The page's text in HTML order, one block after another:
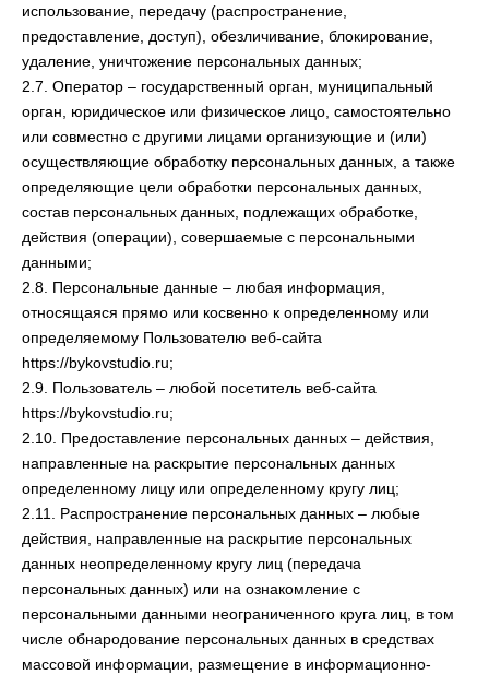
использование, передачу (распространение,
предоставление, доступ), обезличивание, блокирование,
удаление, уничтожение персональных данных;
2.7. Оператор – государственный орган, муниципальный
орган, юридическое или физическое лицо, самостоятельно
или совместно с другими лицами организующие и (или)
осуществляющие обработку персональных данных, а также
определяющие цели обработки персональных данных,
состав персональных данных, подлежащих обработке,
действия (операции), совершаемые с персональными
данными;
2.8. Персональные данные – любая информация,
относящаяся прямо или косвенно к определенному или
определяемому Пользователю веб-сайта
https://bykovstudio.ru;
2.9. Пользователь – любой посетитель веб-сайта
https://bykovstudio.ru;
2.10. Предоставление персональных данных – действия,
направленные на раскрытие персональных данных
определенному лицу или определенному кругу лиц;
2.11. Распространение персональных данных – любые
действия, направленные на раскрытие персональных
данных неопределенному кругу лиц (передача
персональных данных) или на ознакомление с
персональными данными неограниченного круга лиц, в том
числе обнародование персональных данных в средствах
массовой информации, размещение в информационно-